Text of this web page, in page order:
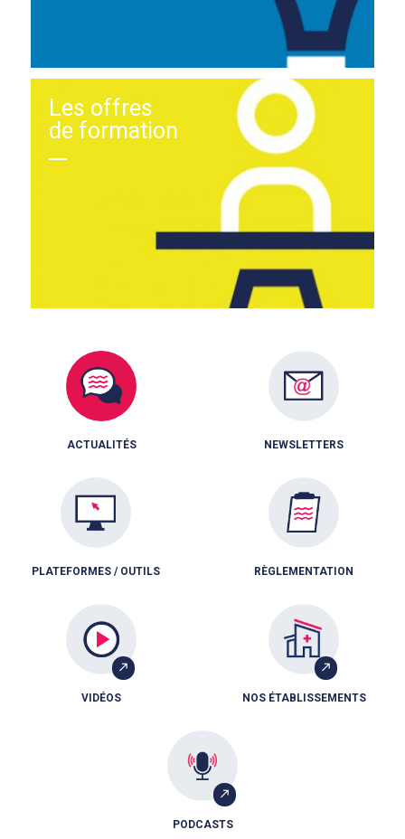
Les offres
de formation
ACTUALITÉS NEWSLETTERS
PLATEFORMES / OUTILS RÈGLEMENTATION
VIDÉOS NOS ÉTABLISSEMENTS
PODCASTS